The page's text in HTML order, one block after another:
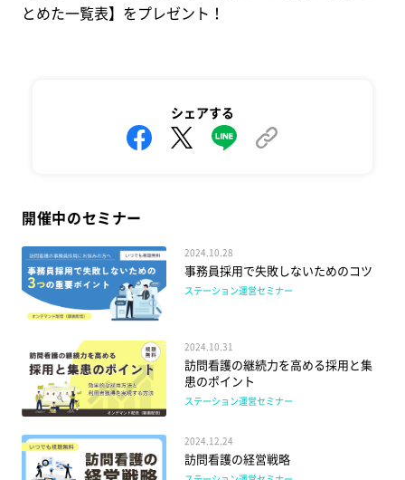
とめた一覧表】をプレゼント！
シェアする
開催中のセミナー
2024.10.28
事務員採用で失敗しないためのコツ
ステーション運営セミナー
2024.10.31
訪問看護の継続力を高める採用と集
患のポイント
ステーション運営セミナー
2024.12.24
訪問看護の経営戦略